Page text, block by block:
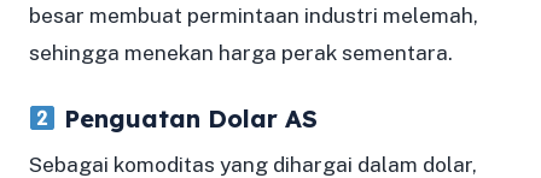
besar membuat permintaan industri melemah,
sehingga menekan harga perak sementara.
Penguatan Dolar AS
Sebagai komoditas yang dihargai dalam dolar,